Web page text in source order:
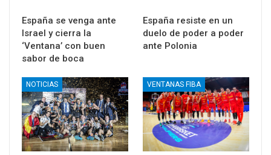
España se venga ante
Israel y cierra la
‘Ventana’ con buen
sabor de boca
España resiste en un
duelo de poder a poder
ante Polonia
NOTICIAS VENTANAS FIBA